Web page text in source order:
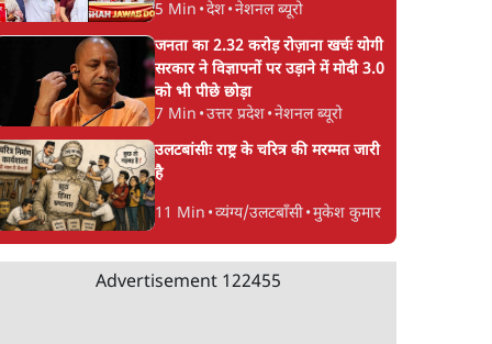
5 Min •देश•नेशनल ब्यूरो
जनता का 2.32 करोड़ रोज़ाना खर्चः योगी
सरकार ने विज्ञापनों पर उड़ाने में मोदी 3.0
को भी पीछे छोड़ा
7 Min •उत्तर प्रदेश•नेशनल ब्यूरो
उलटबांसीः राष्ट्र के चरित्र की मरम्मत जारी
है
11 Min •व्यंग्य/उलटबाँसी•मुकेश कुमार
Advertisement 122455